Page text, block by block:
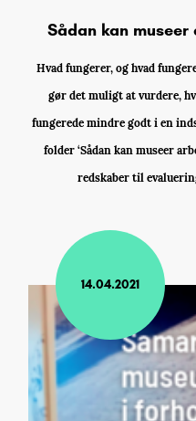
Sådan kan
Hvad fungerer, og hvad
gør det muligt at vurdere,
fungerede mindre godt i en
folder ‘Sådan kan museer
redskaber til
14.04.2021